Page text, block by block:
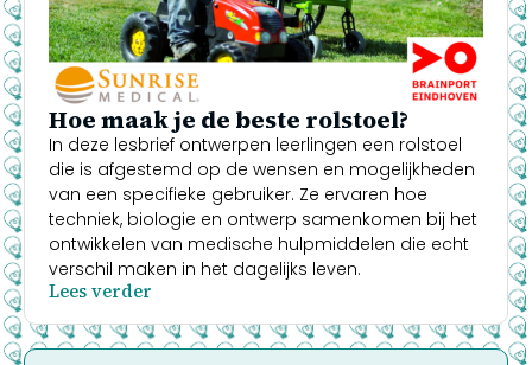
Hoe maak je de beste rolstoel?
In deze lesbrief ontwerpen leerlingen een rolstoel
die is afgestemd op de wensen en mogelijkheden
van een specifieke gebruiker. Ze ervaren hoe
techniek, biologie en ontwerp samenkomen bij het
ontwikkelen van medische hulpmiddelen die echt
verschil maken in het dagelijks leven.
Lees verder